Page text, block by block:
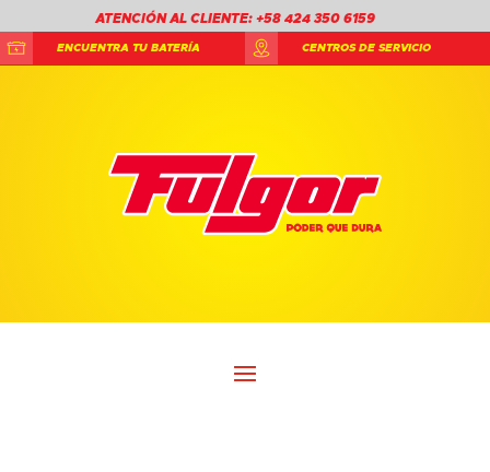
ATENCIÓN AL CLIENTE: +58 424 350 6159
ENCUENTRA TU BATERÍA CENTROS DE SERVICIO